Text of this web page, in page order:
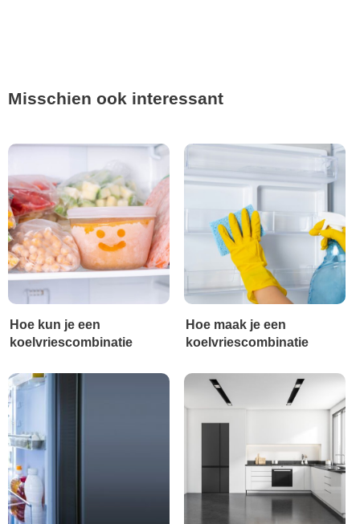
Misschien ook interessant
Hoe kun je een
koelvriescombinatie
Hoe maak je een
koelvriescombinatie